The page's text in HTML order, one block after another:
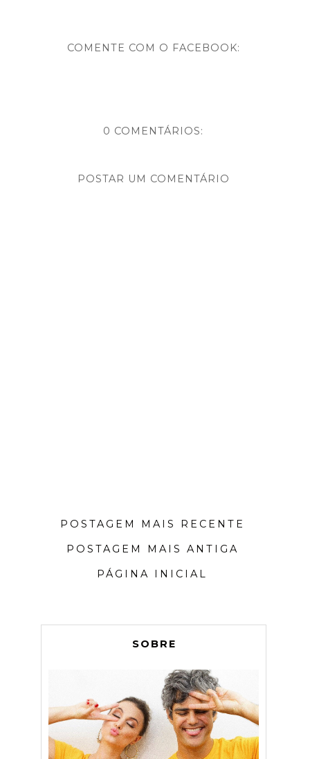
COMENTE COM O FACEBOOK:
0 COMENTÁRIOS:
POSTAR UM COMENTÁRIO
POSTAGEM MAIS RECENTE
POSTAGEM MAIS ANTIGA
PÁGINA INICIAL
SOBRE